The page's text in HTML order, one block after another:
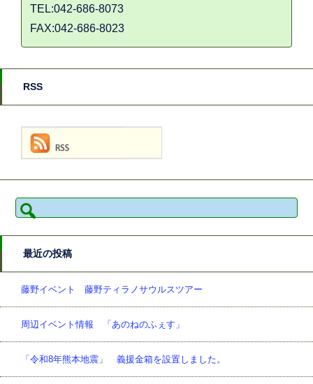
TEL:042-686-8073
FAX:042-686-8023
RSS
検
索:
最近の投稿
藤野イベント 藤野ティラノサウルスツアー
周辺イベント情報 「あのねのふぇす」
「令和8年熊本地震」 義援金箱を設置しました。